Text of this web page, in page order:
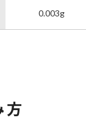
0.003g
方